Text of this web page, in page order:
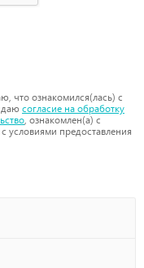
что ознакомился(лась) с
даю согласие на обработку
, ознакомлен(а) с
условиями предоставления